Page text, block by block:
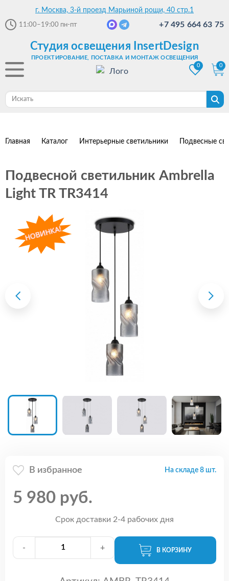
г. Москва, 3-й проезд Марьиной рощи, 40 стр.1
11:00–19:00 пн-пт +7 495 664 63 75
Студия освещения InsertDesign
ПРОЕКТИРОВАНИЕ, ПОСТАВКА И МОНТАЖ ОСВЕЩЕНИЯ
0
0
Главная Каталог Интерьерные светильники Подвесные
Подвесной светильник Ambrella
Light TR TR3414
В избранное На складе 8 шт.
5 980 руб.
Срок доставки 2-4 рабочих дня
- + В КОРЗИНУ